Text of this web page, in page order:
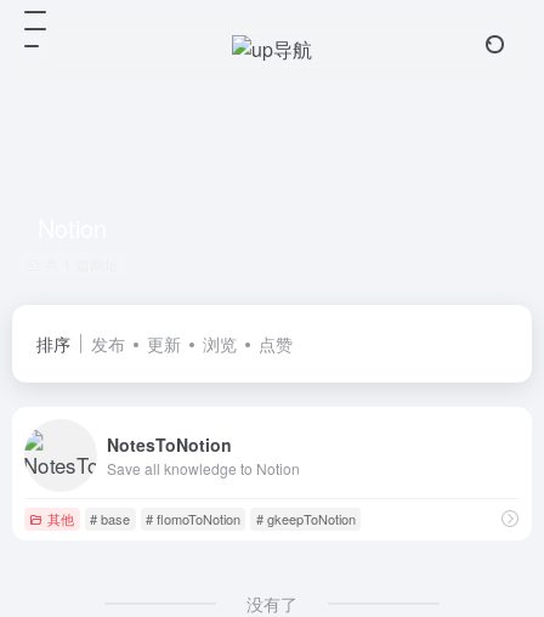
排序 发布 更新 浏览 点赞
NotesToNotion
Save all knowledge to Notion
其他 # base # flomoToNotion # gkeepToNotion
没有了